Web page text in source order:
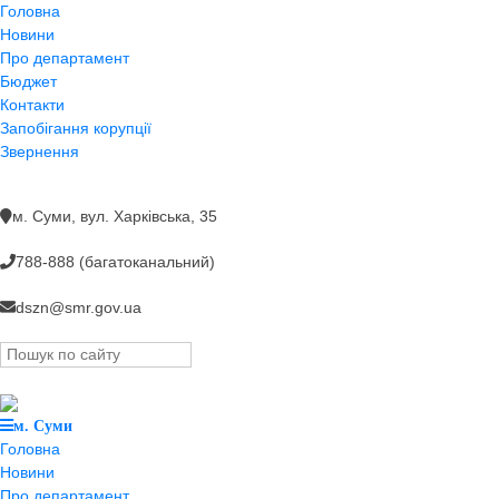
Головна
Новини
Про департамент
Бюджет
Контакти
Запобігання корупції
Звернення
м. Суми, вул. Харкiвська, 35
788-888 (багатоканальний)
dszn@smr.gov.ua
м. Суми
Головна
Новини